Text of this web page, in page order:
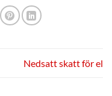
Nedsatt skatt för el